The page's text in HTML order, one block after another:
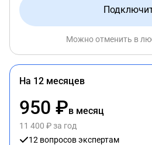
Можно отменить в
На 12 месяцев
950 ₽в месяц
11 400 ₽ за год
12 вопросов экспертам